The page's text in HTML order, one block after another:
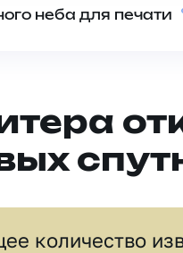
неба для печати
количество